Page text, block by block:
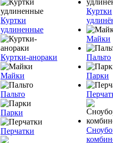
Куртки
удлиненные
Куртки-анораки
Майки
Пальто
Парки
Перчатки
Куртки
Майки
Пальто
Парки